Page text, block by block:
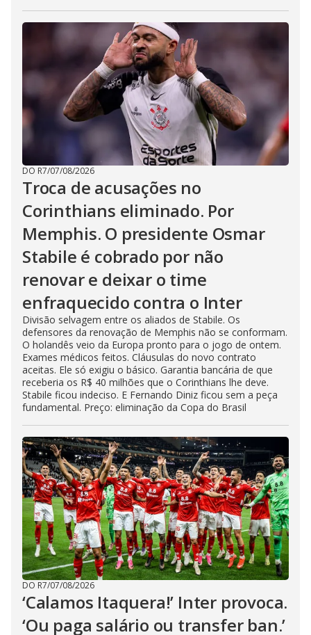
DO R7/07/08/2026
Troca de acusações no
Corinthians eliminado. Por
Memphis. O presidente Osmar
Stabile é cobrado por não
renovar e deixar o time
enfraquecido contra o Inter
Divisão selvagem entre os aliados de Stabile. Os
defensores da renovação de Memphis não se conformam.
O holandês veio da Europa pronto para o jogo de ontem.
Exames médicos feitos. Cláusulas do novo contrato
aceitas. Ele só exigiu o básico. Garantia bancária de que
receberia os R$ 40 milhões que o Corinthians lhe deve.
Stabile ficou indeciso. E Fernando Diniz ficou sem a peça
fundamental. Preço: eliminação da Copa do Brasil
DO R7/07/08/2026
‘Calamos Itaquera!’ Inter provoca.
‘Ou paga salário ou transfer ban.’